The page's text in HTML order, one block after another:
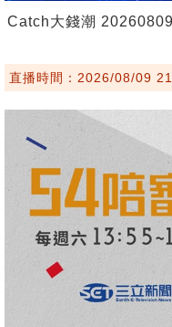
Catch大錢潮 20260809
直播時間：2026/08/09